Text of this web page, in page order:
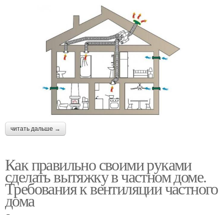
читать дальше →
Как правильно своими руками
сделать вытяжку в частном доме.
Требования к вентиляции частного
дома